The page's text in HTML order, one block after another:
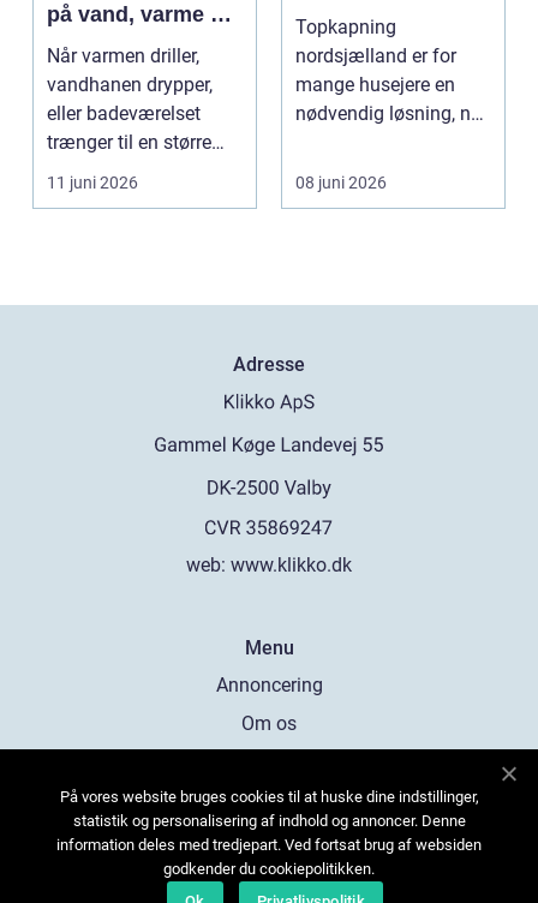
på vand, varme og
energi i din bolig
Når varmen driller,
vandhanen drypper,
eller badeværelset
trænger til en større
renovering, er en dy...
11 juni 2026
Topkapning
nordsjælland er for
mange husejere en
nødvendig løsning, når
mørke, ut...
08 juni 2026
Adresse
web: www.klikko.dk
Menu
Annoncering
Om os
Kontakt os
Sitemap
På vores website bruges cookies til at huske dine indstillinger,
statistik og personalisering af indhold og annoncer. Denne
information deles med tredjepart. Ved fortsat brug af websiden
godkender du cookiepolitikken.